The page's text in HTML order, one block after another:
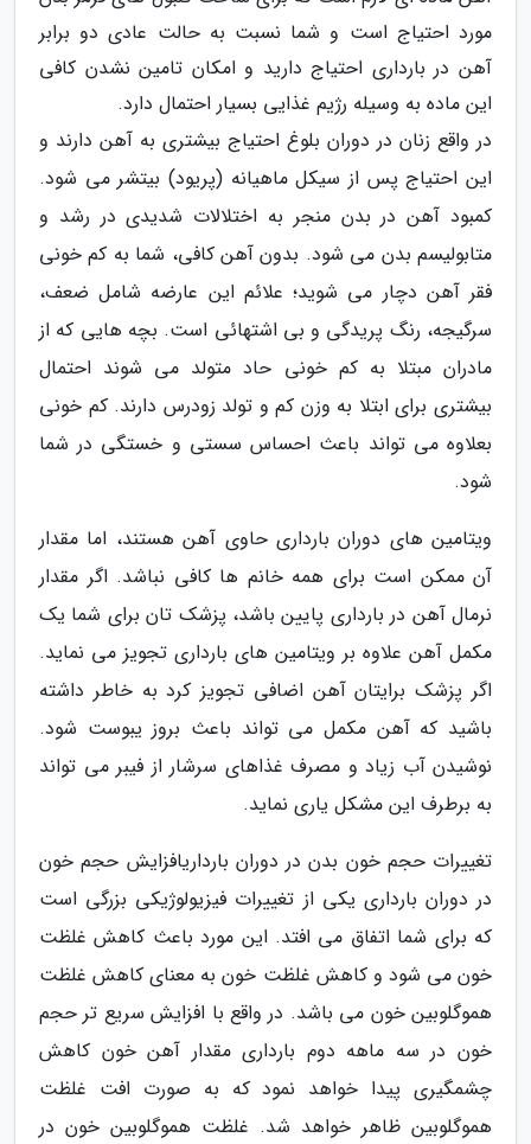
مورد احتیاج است و شما نسبت به حالت عادی دو برابر
آهن در بارداری احتیاج دارید و امکان تامین نشدن کافی
این ماده به وسیله رژیم غذایی بسیار احتمال دارد.
در واقع زنان در دوران بلوغ احتیاج بیشتری به آهن دارند و
این احتیاج پس از سیکل ماهیانه (پریود) بیتشر می شود.
کمبود آهن در بدن منجر به اختلالات شدیدی در رشد و
متابولیسم بدن می شود. بدون آهن کافی، شما به کم خونی
فقر آهن دچار می شوید؛ علائم این عارضه شامل ضعف،
سرگیجه، رنگ پریدگی و بی اشتهائی است. بچه هایی که از
مادران مبتلا به کم خونی حاد متولد می شوند احتمال
بیشتری برای ابتلا به وزن کم و تولد زودرس دارند. کم خونی
بعلاوه می تواند باعث احساس سستی و خستگی در شما
شود.
ویتامین های دوران بارداری حاوی آهن هستند، اما مقدار
آن ممکن است برای همه خانم ها کافی نباشد. اگر مقدار
نرمال آهن در بارداری پایین باشد، پزشک تان برای شما یک
مکمل آهن علاوه بر ویتامین های بارداری تجویز می نماید.
اگر پزشک برایتان آهن اضافی تجویز کرد به خاطر داشته
باشید که آهن مکمل می تواند باعث بروز یبوست شود.
نوشیدن آب زیاد و مصرف غذاهای سرشار از فیبر می تواند
به برطرف این مشکل یاری نماید.
تغییرات حجم خون بدن در دوران بارداریافزایش حجم خون
در دوران بارداری یکی از تغییرات فیزیولوژیکی بزرگی است
که برای شما اتفاق می افتد. این مورد باعث کاهش غلظت
خون می شود و کاهش غلظت خون به معنای کاهش غلظت
هموگلوبین خون می باشد. در واقع با افزایش سریع تر حجم
خون در سه ماهه دوم بارداری مقدار آهن خون کاهش
چشمگیری پیدا خواهد نمود که به صورت افت غلظت
هموگلوبین ظاهر خواهد شد. غلظت هموگلوبین خون در